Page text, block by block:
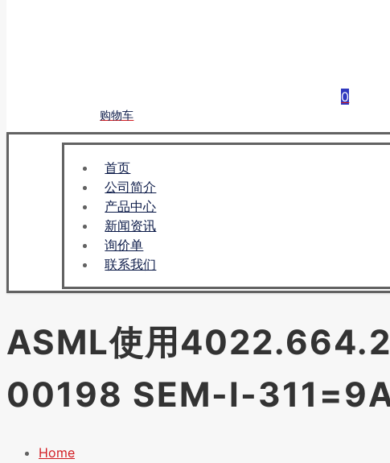
0
购物车
首页
公司简介
产品中心
新闻资讯
询价单
联系我们
ASML使用
00198 SEM-I-
Home